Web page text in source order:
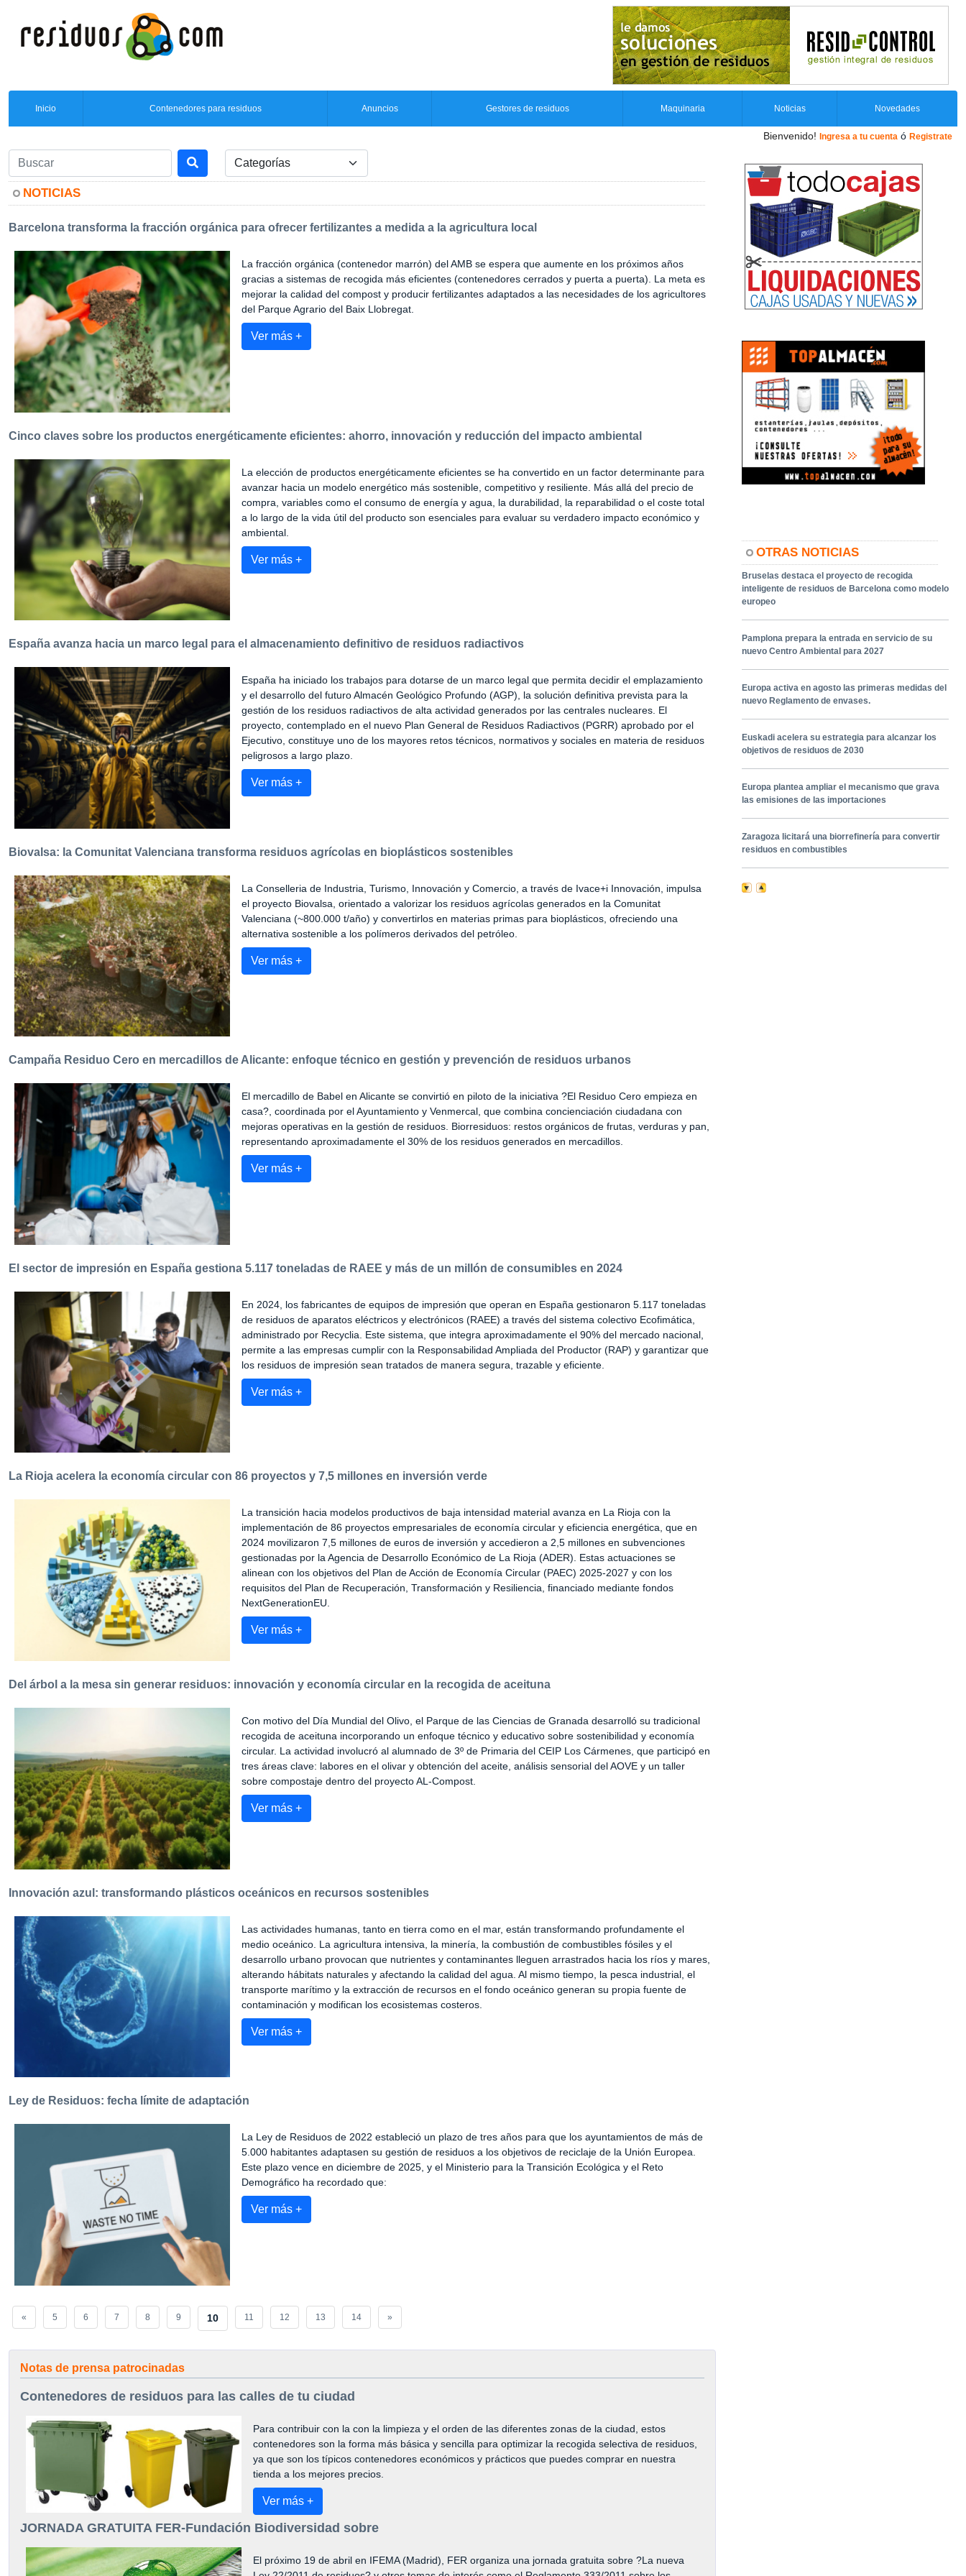
Inicio Contenedores para residuos Anuncios Gestores de residuos Maquinaria Noticias Novedades
Bienvenido! Ingresa a tu cuenta ó Registrate
NOTICIAS
Barcelona transforma la fracción orgánica para ofrecer fertilizantes a medida a la agricultura local
La fracción orgánica (contenedor marrón) del AMB se espera que aumente en los próximos años
gracias a sistemas de recogida más eficientes (contenedores cerrados y puerta a puerta). La meta es
mejorar la calidad del compost y producir fertilizantes adaptados a las necesidades de los agricultores
del Parque Agrario del Baix Llobregat.
Ver más +
Cinco claves sobre los productos energéticamente eficientes: ahorro, innovación y reducción del impacto ambiental
La elección de productos energéticamente eficientes se ha convertido en un factor determinante para
avanzar hacia un modelo energético más sostenible, competitivo y resiliente. Más allá del precio de
compra, variables como el consumo de energía y agua, la durabilidad, la reparabilidad o el coste total
a lo largo de la vida útil del producto son esenciales para evaluar su verdadero impacto económico y
ambiental.
Ver más +
España avanza hacia un marco legal para el almacenamiento definitivo de residuos radiactivos
España ha iniciado los trabajos para dotarse de un marco legal que permita decidir el emplazamiento
y el desarrollo del futuro Almacén Geológico Profundo (AGP), la solución definitiva prevista para la
gestión de los residuos radiactivos de alta actividad generados por las centrales nucleares. El
proyecto, contemplado en el nuevo Plan General de Residuos Radiactivos (PGRR) aprobado por el
Ejecutivo, constituye uno de los mayores retos técnicos, normativos y sociales en materia de residuos
peligrosos a largo plazo.
Ver más +
Biovalsa: la Comunitat Valenciana transforma residuos agrícolas en bioplásticos sostenibles
La Conselleria de Industria, Turismo, Innovación y Comercio, a través de Ivace+i Innovación, impulsa
el proyecto Biovalsa, orientado a valorizar los residuos agrícolas generados en la Comunitat
Valenciana (~800.000 t/año) y convertirlos en materias primas para bioplásticos, ofreciendo una
alternativa sostenible a los polímeros derivados del petróleo.
Ver más +
Campaña Residuo Cero en mercadillos de Alicante: enfoque técnico en gestión y prevención de residuos urbanos
El mercadillo de Babel en Alicante se convirtió en piloto de la iniciativa ?El Residuo Cero empieza en
casa?, coordinada por el Ayuntamiento y Venmercal, que combina concienciación ciudadana con
mejoras operativas en la gestión de residuos. Biorresiduos: restos orgánicos de frutas, verduras y pan,
representando aproximadamente el 30% de los residuos generados en mercadillos.
Ver más +
El sector de impresión en España gestiona 5.117 toneladas de RAEE y más de un millón de consumibles en 2024
En 2024, los fabricantes de equipos de impresión que operan en España gestionaron 5.117 toneladas
de residuos de aparatos eléctricos y electrónicos (RAEE) a través del sistema colectivo Ecofimática,
administrado por Recyclia. Este sistema, que integra aproximadamente el 90% del mercado nacional,
permite a las empresas cumplir con la Responsabilidad Ampliada del Productor (RAP) y garantizar que
los residuos de impresión sean tratados de manera segura, trazable y eficiente.
Ver más +
La Rioja acelera la economía circular con 86 proyectos y 7,5 millones en inversión verde
La transición hacia modelos productivos de baja intensidad material avanza en La Rioja con la
implementación de 86 proyectos empresariales de economía circular y eficiencia energética, que en
2024 movilizaron 7,5 millones de euros de inversión y accedieron a 2,5 millones en subvenciones
gestionadas por la Agencia de Desarrollo Económico de La Rioja (ADER). Estas actuaciones se
alinean con los objetivos del Plan de Acción de Economía Circular (PAEC) 2025-2027 y con los
requisitos del Plan de Recuperación, Transformación y Resiliencia, financiado mediante fondos
NextGenerationEU.
Ver más +
Del árbol a la mesa sin generar residuos: innovación y economía circular en la recogida de aceituna
Con motivo del Día Mundial del Olivo, el Parque de las Ciencias de Granada desarrolló su tradicional
recogida de aceituna incorporando un enfoque técnico y educativo sobre sostenibilidad y economía
circular. La actividad involucró al alumnado de 3º de Primaria del CEIP Los Cármenes, que participó en
tres áreas clave: labores en el olivar y obtención del aceite, análisis sensorial del AOVE y un taller
sobre compostaje dentro del proyecto AL-Compost.
Ver más +
Innovación azul: transformando plásticos oceánicos en recursos sostenibles
Las actividades humanas, tanto en tierra como en el mar, están transformando profundamente el
medio oceánico. La agricultura intensiva, la minería, la combustión de combustibles fósiles y el
desarrollo urbano provocan que nutrientes y contaminantes lleguen arrastrados hacia los ríos y mares,
alterando hábitats naturales y afectando la calidad del agua. Al mismo tiempo, la pesca industrial, el
transporte marítimo y la extracción de recursos en el fondo oceánico generan su propia fuente de
contaminación y modifican los ecosistemas costeros.
Ver más +
Ley de Residuos: fecha límite de adaptación
La Ley de Residuos de 2022 estableció un plazo de tres años para que los ayuntamientos de más de
5.000 habitantes adaptasen su gestión de residuos a los objetivos de reciclaje de la Unión Europea.
Este plazo vence en diciembre de 2025, y el Ministerio para la Transición Ecológica y el Reto
Demográfico ha recordado que:
Ver más +
« 5 6 7 8 9 10 11 12 13 14 »
Notas de prensa patrocinadas
Contenedores de residuos para las calles de tu ciudad
Para contribuir con la con la limpieza y el orden de las diferentes zonas de la ciudad, estos
contenedores son la forma más básica y sencilla para optimizar la recogida selectiva de residuos,
ya que son los típicos contenedores económicos y prácticos que puedes comprar en nuestra
tienda a los mejores precios.
Ver más +
JORNADA GRATUITA FER-Fundación Biodiversidad sobre
El próximo 19 de abril en IFEMA (Madrid), FER organiza una jornada gratuita sobre ?La nueva
OTRAS NOTICIAS
Bruselas destaca el proyecto de recogida
inteligente de residuos de Barcelona como modelo
europeo
Pamplona prepara la entrada en servicio de su
nuevo Centro Ambiental para 2027
Europa activa en agosto las primeras medidas del
nuevo Reglamento de envases.
Euskadi acelera su estrategia para alcanzar los
objetivos de residuos de 2030
Europa plantea ampliar el mecanismo que grava
las emisiones de las importaciones
Zaragoza licitará una biorrefinería para convertir
residuos en combustibles